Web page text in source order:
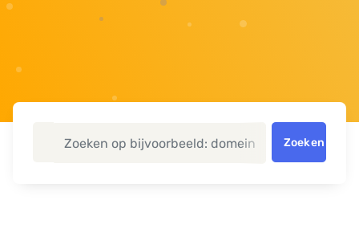
Zoeken